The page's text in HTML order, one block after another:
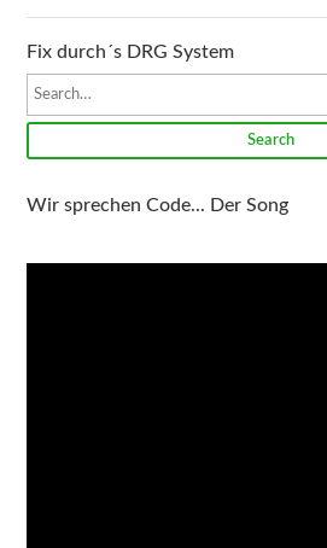
Fix durch´s DRG System
Search
Wir sprechen Code... Der Song